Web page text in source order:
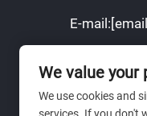
E-mail:
Prawa
We value your
We use cookies and